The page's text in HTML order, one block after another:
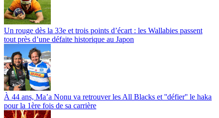
Un rouge dès la 33e et trois points d’écart : les Wallabies passent
tout près d’une défaite historique au Japon
À 44 ans, Ma’a Nonu va retrouver les All Blacks et ''défier'' le haka
pour la 1ère fois de sa carrière